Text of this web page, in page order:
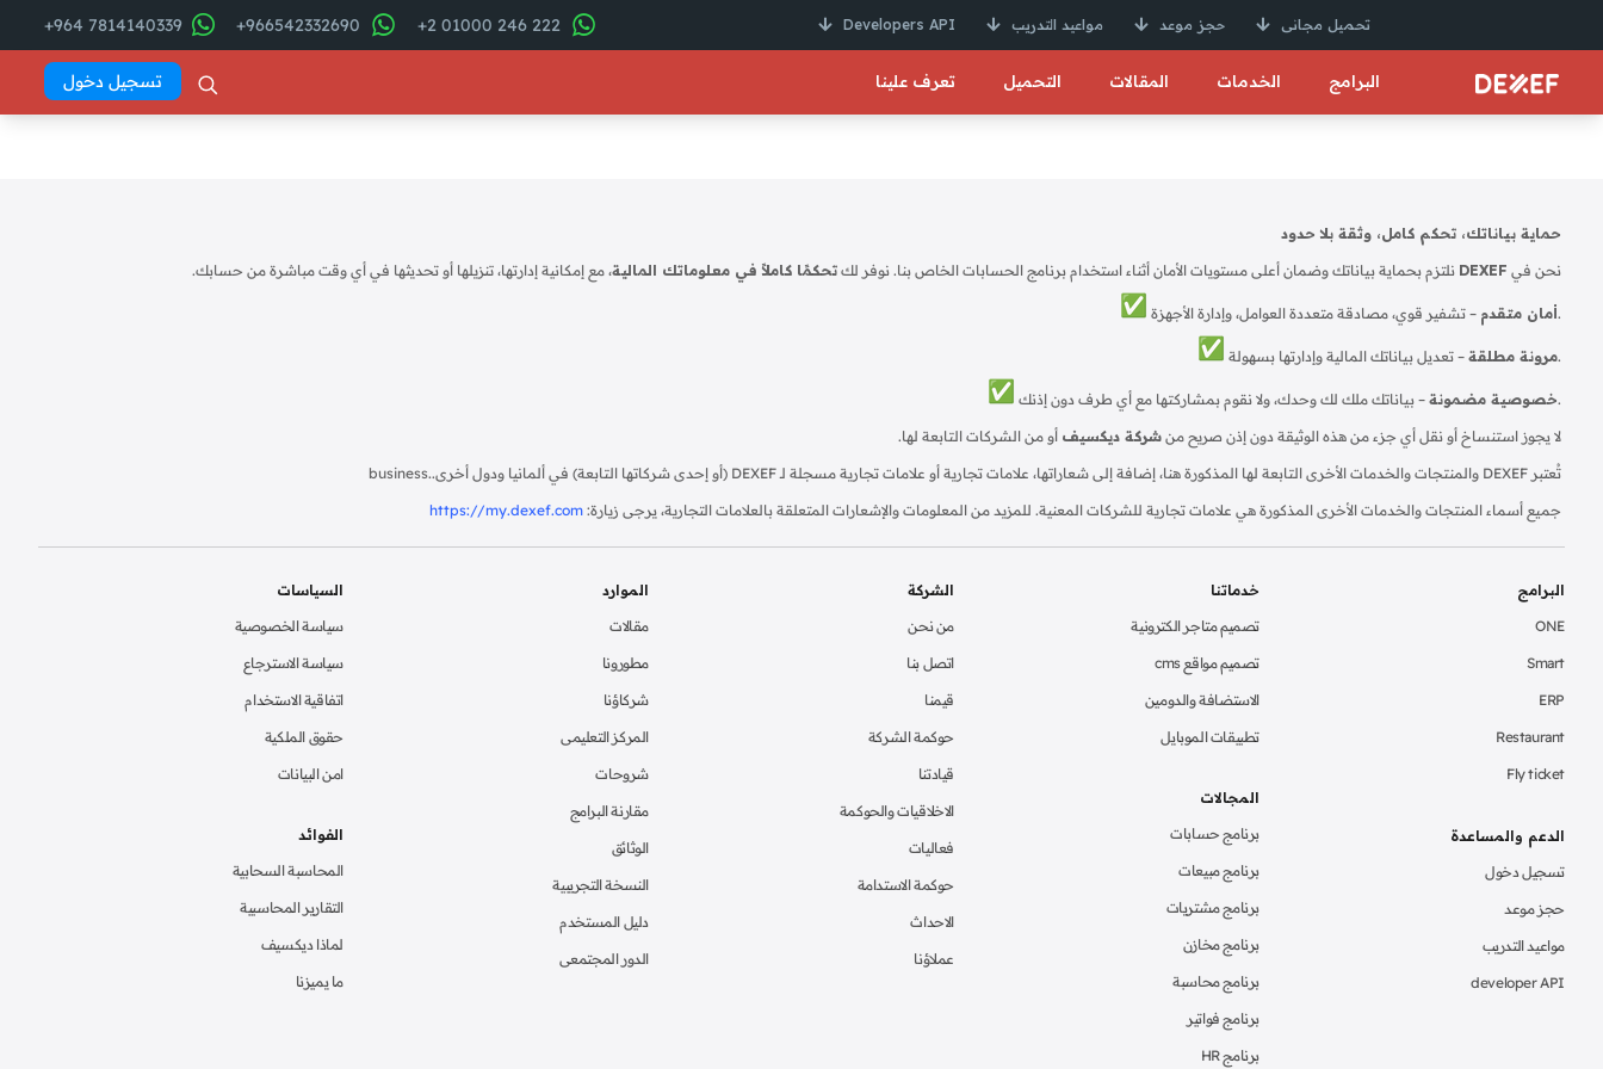
تحميل مجانى حجز موعد مواعيد التدريب Developers API
222 246 01000 2+
966542332690+
7814140339 964+
البرامج الخدمات المقالات التحميل تعرف علينا تسجيل دخول
حماية بياناتك، تحكم كامل، وثقة بلا حدود
نحن في DEXEF نلتزم بحماية بياناتك وضمان أعلى مستويات الأمان أثناء استخدام برنامج الحسابات الخاص بنا. نوفر لك تحكمًا كاملاً في معلوماتك المالية، مع إمكانية إدارتها، تنزيلها أو تحديثها في أي وقت مباشرة من حسابك.
أمان متقدم– تشفير قوي، مصادقة متعددة العوامل، وإدارة الأجهزة.
مرونة مطلقة– تعديل بياناتك المالية وإدارتها بسهولة.
خصوصية مضمونة– بياناتك ملك لك وحدك، ولا نقوم بمشاركتها مع أي طرف دون إذنك.
لا يجوز استنساخ أو نقل أي جزء من هذه الوثيقة دون إذن صريح من شركة ديكسيف أو من الشركات التابعة لها.
تُعتبر DEXEF والمنتجات والخدمات الأخرى التابعة لها المذكورة هنا، إضافة إلى شعاراتها، علامات تجارية أو علامات تجارية مسجلة لـ DEXEF (أو إحدى شركاتها التابعة) في ألمانيا ودول أخرى. business.
جميع أسماء المنتجات والخدمات الأخرى المذكورة هي علامات تجارية للشركات المعنية. للمزيد من المعلومات والإشعارات المتعلقة بالعلامات التجارية، يرجى زيارة: https://my.dexef.com
البرامج
ONE
Smart
ERP
Restaurant
Fly ticket
الدعم والمساعدة
تسجيل دخول
حجز موعد
مواعيد التدريب
developer API
خدماتنا
تصميم متاجر الكترونية
تصميم مواقع cms
الاستضافة والدومين
تطبيقات الموبايل
المجالات
برنامج حسابات
برنامج مبيعات
برنامج مشتريات
برنامج مخازن
برنامج محاسبة
برنامج فواتير
برنامج HR
الشركة
من نحن
اتصل بنا
قيمنا
حوكمة الشركة
قيادتنا
الاخلاقيات والحوكمة
فعاليات
حوكمة الاستدامة
الاحداث
عملاؤنا
الموارد
مقالات
مطورونا
شركاؤنا
المركز التعليمى
شروحات
مقارنة البرامج
الوثائق
النسخة التجريبية
دليل المستخدم
الدور المجتمعى
السياسات
سياسة الخصوصية
سياسة الاسترجاع
اتفاقية الاستخدام
حقوق الملكية
امن البيانات
الفوائد
المحاسبة السحابية
التقارير المحاسبية
لماذا ديكسيف
ما يميزنا